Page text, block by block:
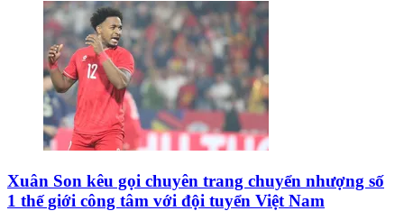
Xuân Son kêu gọi chuyên trang chuyển nhượng số
1 thế giới công tâm với đội tuyển Việt Nam